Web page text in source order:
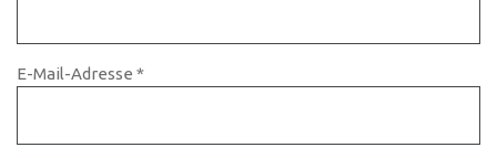
E-Mail-Adresse *